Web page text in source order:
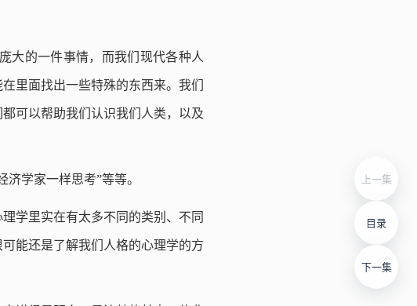
上一集
目录
下一集
大的一件事情，而我们现代各种人
里面找出一些特殊的东西来。我们
可以帮助我们认识我们人类，以及
学家一样思考”等等。
学里实在有太多不同的类别、不同
能还是了解我们人格的心理学的方